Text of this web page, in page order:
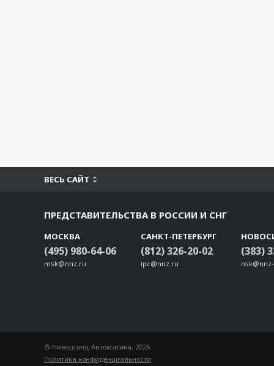
ВЕСЬ САЙТ
ПРЕДСТАВИТЕЛЬСТВА В РОССИИ И СНГ
МОСКВА
(495) 980-64-06
msk@nnz.ru
САНКТ-ПЕТЕРБУРГ
(812) 326-20-02
ipc@nnz.ru
(383)
© Ниеншанц-Автоматика, 2026
Политика конфиденциальности